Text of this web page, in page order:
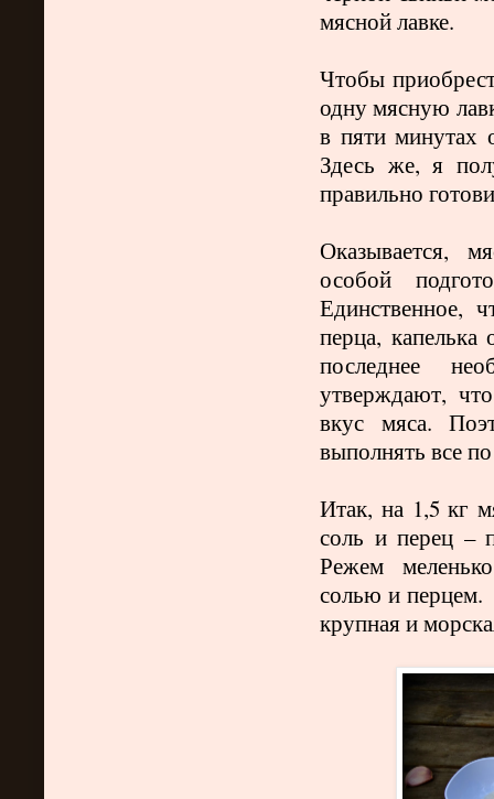
мясной лавке.
Чтобы
одну мясную
в пяти минутах
Здесь же, я
правильно
Оказывается,
особой
Единственное,
перца, капелька
последнее
утверждают,
вкус мяса.
выполнять все
Итак, на 1,5 кг
соль иперец –
Режем
солью и
крупная и